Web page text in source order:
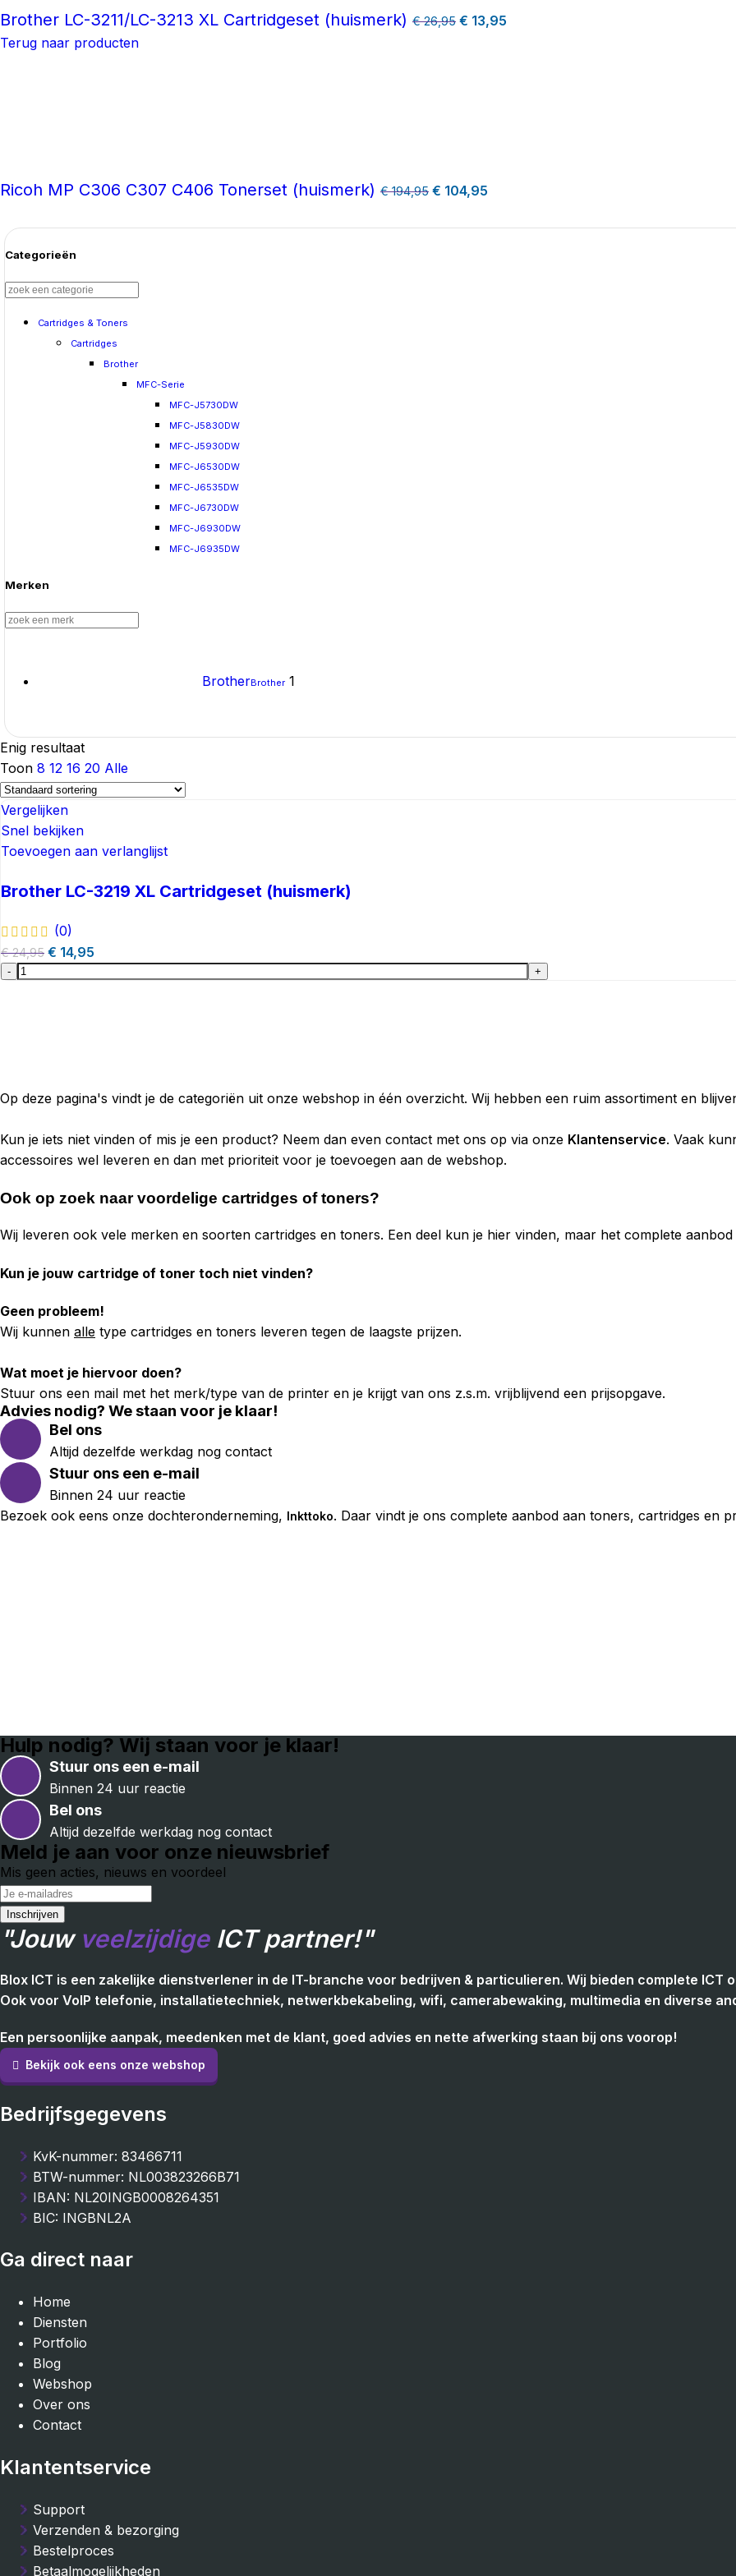
Contact
Algemene voorwaarden
Privacyverklaring
Brother LC-3211/LC-3213 XL Cartridgeset (huismerk) €26,95 € 13,95
Terug naar producten
Ricoh MP C306 C307 C406 Tonerset (huismerk) €194,95 € 104,95
Categorieën
Cartridges & Toners
Cartridges
Brother
MFC-Serie
MFC-J5730DW
MFC-J5830DW
MFC-J5930DW
MFC-J6530DW
MFC-J6535DW
MFC-J6730DW
MFC-J6930DW
MFC-J6935DW
Merken
BrotherBrother 1
Enig resultaat
Toon 8 12 16 20 Alle
Vergelijken
Snel bekijken
Toevoegen aan verlanglijst
Brother LC-3219 XL Cartridgeset (huismerk)
(0)
€24,95 € 14,95
- +
Op deze pagina's vindt je de categoriën uit onze webshop in één overzicht. Wij hebben een ruim assortiment en
Kun je iets niet vinden of mis je een product? Neem dan even contact met ons op via onze Klantenservice. Vaak
accessoires wel leveren en dan met prioriteit voor je toevoegen aan de webshop.
Ook op zoek naar voordelige cartridges of toners?
Wij leveren ook vele merken en soorten cartridges en toners. Een deel kun je hier vinden, maar het complete
Kun je jouw cartridge of toner toch niet vinden?
Geen probleem!
Wij kunnen alle type cartridges en toners leveren tegen de laagste prijzen.
Wat moet je hiervoor doen?
Stuur ons een mail met het merk/type van de printer en je krijgt van ons z.s.m. vrijblijvend een prijsopgave.
Advies nodig? We staan voor je klaar!
Bel ons
Altijd dezelfde werkdag nog contact
Stuur ons een e-mail
Binnen 24 uur reactie
Bezoek ook eens onze dochteronderneming, Inkttoko. Daar vindt je ons complete aanbod aan toners, cartridges en
Hulp nodig? Wij staan voor je klaar!
Stuur ons een e-mail
Binnen 24 uur reactie
Bel ons
Altijd dezelfde werkdag nog contact
Meld je aan voor onze nieuwsbrief
Mis geen acties, nieuws en voordeel
"Jouw veelzijdigeICT partner!"
Blox ICT is een zakelijke dienstverlener in de IT-branche voor bedrijven & particulieren. Wij bieden complete
Ook voor VoIP telefonie, installatietechniek, netwerkbekabeling, wifi, camerabewaking, multimedia en diverse
Een persoonlijke aanpak, meedenken met de klant, goed advies en nette afwerking staan bij ons voorop!
Bekijk ook eens onze webshop
Bedrijfsgegevens
KvK-nummer: 83466711
BTW-nummer: NL003823266B71
IBAN: NL20INGB0008264351
BIC: INGBNL2A
Ga direct naar
Home
Diensten
Portfolio
Blog
Webshop
Over ons
Contact
Klantentservice
Support
Verzenden & bezorging
Bestelproces
Betaalmogelijkheden